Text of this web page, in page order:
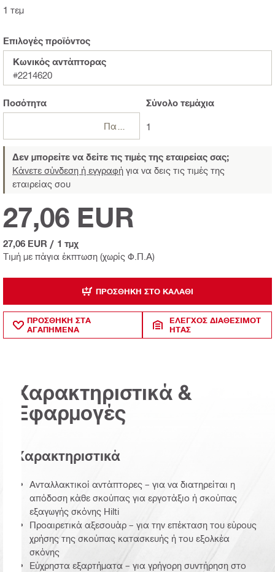
1 τεμ
Επιλογές προϊόντος
Κωνικός αντάπτορας
#2214620
Ποσότητα Σύνολοτεμάχια
1
Δεν μπορείτε να δείτε τις τιμές της εταιρείας σας;
Κάνετε σύνδεση ή εγγραφή για να δεις τις τιμές της
εταιρείας σου
Τιμή με πάγια έκπτωση (χωρίς Φ.Π.Α)
27,06 EUR
27,06 EUR / 1 τμχ
ΠΡΟΣΘΉΚΗ ΣΤΟ ΚΑΛΆΘΙ
ΠΡΟΣΘΗΚΗ ΣΤΑ
ΑΓΑΠΗΜΕΝΑ
ΈΛΕΓΧΟΣ ΔΙΑΘΕΣΙΜΌΤ
ΗΤΑΣ
Χαρακτηριστικά &
Εφαρμογές
Χαρακτηριστικά
Ανταλλακτικοί αντάπτορες – για να διατηρείται η
απόδοση κάθε σκούπας για εργοτάξιο ή σκούπας
εξαγωγής σκόνης Hilti
Προαιρετικά αξεσουάρ – για την επέκταση του εύρους
χρήσης της σκούπας κατασκευής ή του εξολκέα
σκόνης
Εύχρηστα εξαρτήματα – για γρήγορη συντήρηση στο